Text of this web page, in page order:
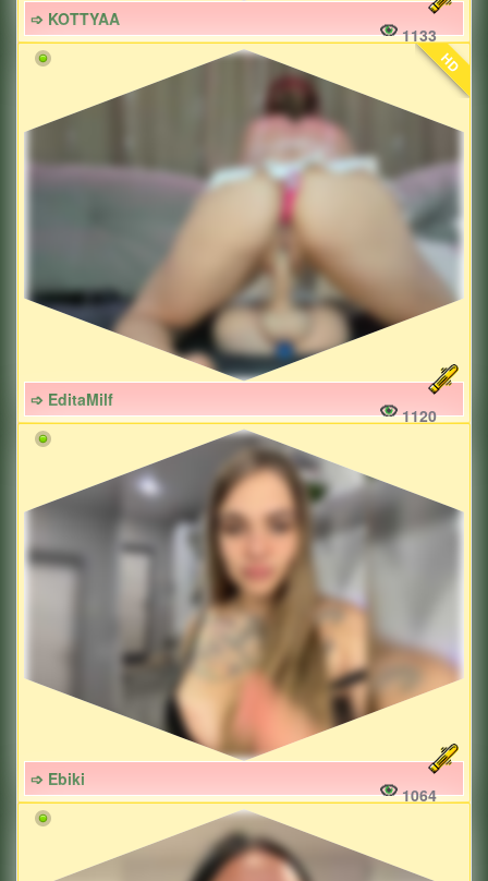
➩ KOTTYAA
1133
HD
➩ EditaMilf
1120
➩ Ebiki
1064